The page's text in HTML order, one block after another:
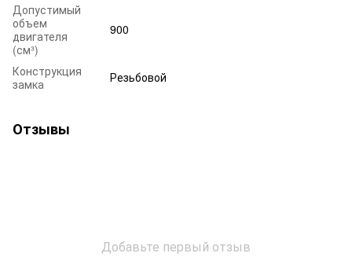
Допустимый
объем
двигателя
(см³)
900
Конструкция
замка
Резьбовой
Отзывы
Добавьте первый отзыв